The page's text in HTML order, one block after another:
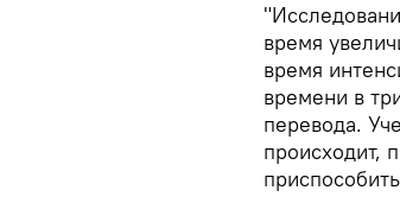
время
время
времени в
перевода.
происходит,